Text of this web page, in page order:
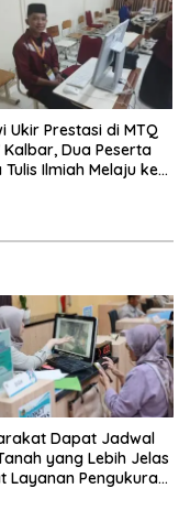
Ukir Prestasi di MTQ
Kalbar, Dua Peserta
Ilmiah Melaju ke
Dapat Jadwal
yang Lebih Jelas
Layanan Pengukuran